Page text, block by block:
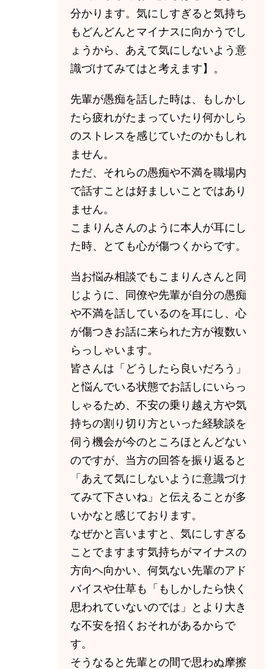
分かります。気にしすぎると気持ち
もどんどんとマイナスに向かうでし
ょうから、あえて気にしないよう意
識づけてみてはと考えます】。
先輩が愚痴を話した時は、もしかし
たら疲れがたまっていたり何かしら
のストレスを感じていたのかもしれ
ません。
ただ、それらの愚痴や不満を職場内
で話すことは好ましいことではあり
ません。
こまりんさんのように本人が耳にし
た時、とても心が傷つくからです。
当お悩み相談でもこまりんさんと同
じように、同僚や先輩が自分の愚痴
や不満を話しているのを耳にし、心
が傷つきお話に来られた方が複数い
らっしゃいます。
皆さんは「どうしたら良いだろう」
と悩んでいる状態でお話しにいらっ
しゃるため、不安の乗り越え方や気
持ちの割り切り方といった経験談を
伺う機会が今のところほとんどない
のですが、当方の回答を振り返ると
「あえて気にしないように意識づけ
てみて下さいね」と伝えることが多
いかなと感じております。
なぜかと言いますと、気にしすぎる
ことでますます気持ちがマイナスの
方向ヘ向かい、何気ない先輩のアド
バイスや仕草も「もしかしたら快く
思われていないのでは」とより大き
な不安を招くおそれがあるからで
す。
そうなると先輩との間で思わぬ摩擦